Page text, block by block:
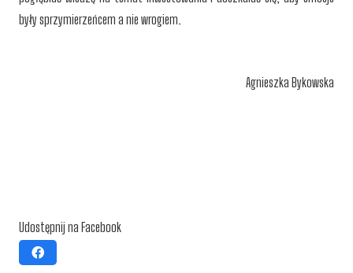
były sprzymierzeńcem a nie wrogiem.
Agnieszka Bykowska
Udostępnij na Facebook